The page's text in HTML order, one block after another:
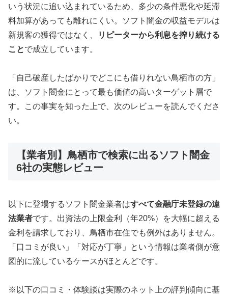
いう状況に追い込まれているため、多少の条件悪化や延滞
料加算があっても離れにくい。ソフト闇金の収益モデルは
新規客の獲得ではなく、
リピーターから利息を搾り続ける
ことで成立しています。
「自己破産したばかりでどこにも借りれない鳥栖市の方」
は、ソフト闇金にとって最も価値の高いターゲット層で
す。この事実を知った上で、次のレビューを読んでくださ
い。
【業者別】鳥栖市で検索に出るソフト闇金
6社の実態レビュー
以下に登場するソフト闇金業者はすべて金融庁未登録の違
法業者です。出資法の上限金利（年20%）を大幅に超える
金利を請求しており、鳥栖市在住でも例外はありません。
「口コミが良い」「対応が丁寧」という情報は業者側が意
図的に流しているケースがほとんどです。
※以下の口コミ・体験談は実際のネット上の評判傾向に基